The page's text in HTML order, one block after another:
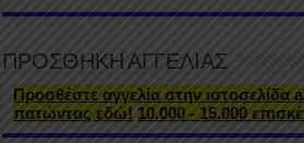
ΠΡΟΣΘΗΚΗ ΑΓΓΕΛΙΑΣ
Προσθέστε αγγελία στην ιστοσελίδα
πατώντας εδώ! 10.000 - 15.000